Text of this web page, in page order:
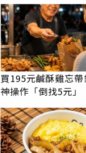
買195元鹹酥雞忘
神操作「倒找5元
哭：這就是台灣